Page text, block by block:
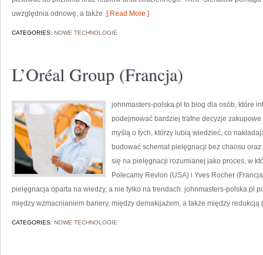
uwzględnia odnowę, a także [ Read More ]
CATEGORIES: NOWE TECHNOLOGIE
L’Oréal Group (Francja)
johnmasters-polska.pl to blog dla osób, które
podejmować bardziej trafne decyzje
myślą o tych, którzy lubią wiedzieć, co
budować schemat pielęgnacji bez chaosu
się na pielęgnacji rozumianej jako proces, w
Polecamy Revlon (USA) i Yves Rocher
pielęgnacja oparta na wiedzy, a nie tylko na trendach. johnmasters-polska.pl
między wzmacnianiem bariery, między demakijażem, a także między redukcją
CATEGORIES: NOWE TECHNOLOGIE